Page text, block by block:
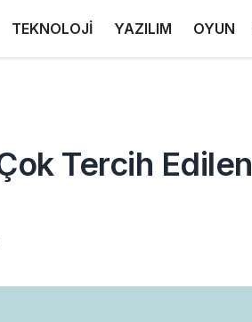
TEKNOLOJİ YAZILIM OYUN
Tercih Edilen